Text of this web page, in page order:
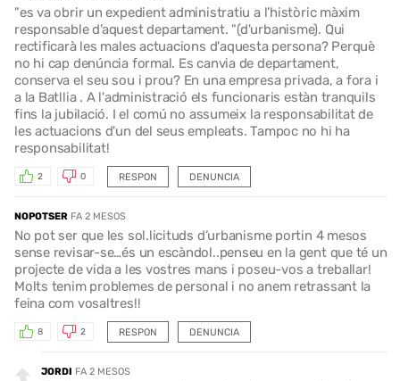
"es va obrir un expedient administratiu a l’històric màxim
responsable d’aquest departament. "(d'urbanisme). Qui
rectificarà les males actuacions d'aquesta persona? Perquè
no hi cap denúncia formal. Es canvia de departament,
conserva el seu sou i prou? En una empresa privada, a fora i
a la Batllia . A l'administració els funcionaris estàn tranquils
fins la jubilació. I el comú no assumeix la responsabilitat de
les actuacions d'un del seus empleats. Tampoc no hi ha
responsabilitat!
RESPON
2 0 DENUNCIA
NOPOTSER FA 2 MESOS
No pot ser que les sol.licituds d’urbanisme portin 4 mesos
sense revisar-se…és un escàndol..penseu en la gent que té un
projecte de vida a les vostres mans i poseu-vos a treballar!
Molts tenim problemes de personal i no anem retrassant la
feina com vosaltres!!
RESPON
8 2 DENUNCIA
JORDI FA 2 MESOS